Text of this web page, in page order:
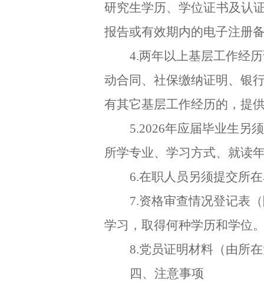
研究生学历、学位证书及认
报告或有效期内的电子注册
4.两年以上基层工作经
动合同、社保缴纳证明、银
有其它基层工作经历的，提
5.2026年应届毕业生另
所学专业、学习方式、就读
6.在职人员另须提交所
7.资格审查情况登记表
学习，取得何种学历和学位
8.党员证明材料（由所
四、注意事项